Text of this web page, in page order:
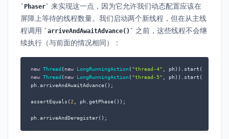
Phaser
来实现这一点，因为它允许我们动态配置应该在
屏障上等待的线程数量。我们启动两个新线程，但在从主线
程调用
arriveAndAwaitAdvance()
之前，这些线程不会继
续执行（与前面的情况相同）：
new Thread ( new LongRunningAction ( "thread-4"
new Thread ( new LongRunningAction ( "thread-5" , ph)).start();
ph.arriveAndAwaitAdvance();
assertEquals(2, ph.getPhase());
ph.arriveAndDeregister();